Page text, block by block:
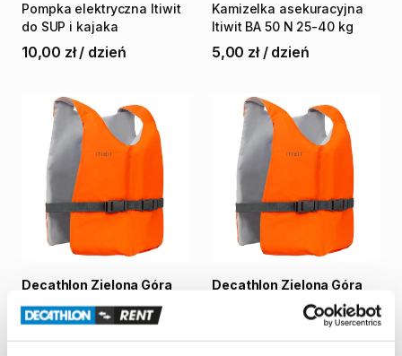
Pompka elektryczna Itiwit
do SUP i kajaka
10,00 zł / dzień
Kamizelka asekuracyjna
Itiwit BA 50 N 25-40 kg
5,00 zł / dzień
Kamizelka asekuracyjna
Itiwit BA 50 N 40-60 kg
Decathlon Zielona Góra
5,00 zł /dzień
asekuracyjna
60-80 kg
Decathlon Zielona Góra
5,00 zł /dzień